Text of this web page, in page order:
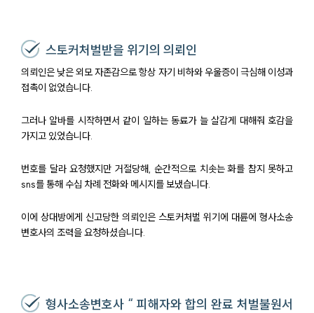
스토커처벌받을 위기의 의뢰인
의뢰인은 낮은 외모 자존감으로 항상 자기 비하와 우울증이 극심해 이성과
접촉이 없었습니다.
그러나 알바를 시작하면서 같이 일하는 동료가 늘 살갑게 대해줘 호감을
가지고 있었습니다.
번호를 달라 요청했지만 거절당해, 순간적으로 치솟는 화를 참지 못하고
sns를 통해 수십 차례 전화와 메시지를 보냈습니다.
이에 상대방에게 신고당한 의뢰인은 스토커처벌 위기에 대륜에 형사소송
변호사의 조력을 요청하셨습니다.
형사소송변호사 “ 피해자와 합의 완료 처벌불원서